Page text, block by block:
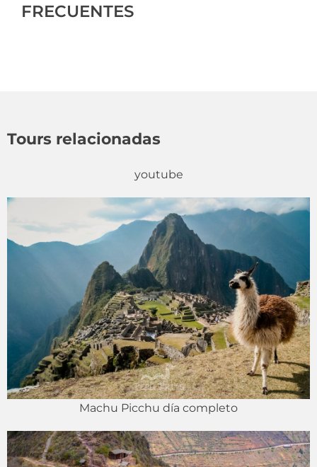
FRECUENTES
Tours relacionadas
youtube
Machu Picchu día completo